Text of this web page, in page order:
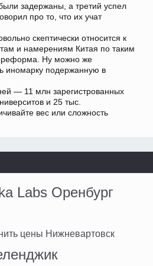
задержаны, а третий успел
про то, что их учат
скептически относится к
и намерениям Китая по таким
реформа. Ну можно же
иномарку подержанную в
— 11 млн зарегистрованных
и 25 тыс.
вес или сложность
Labs Оренбург
цены Нижневартовск